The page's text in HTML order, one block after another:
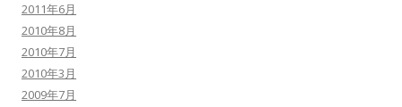
2011年6月
2010年8月
2010年7月
2010年3月
2009年7月